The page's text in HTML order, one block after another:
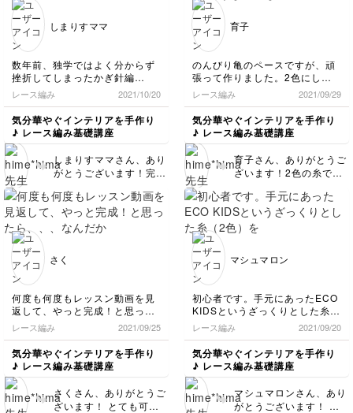
しまりすママ
数年前、独学ではよく分からず
挫折してしまったかぎ針編
み…。今回、先生の手元をよく
見て真似っこしたら無事に完成
させることが出来ました！
(≧∀≦) ありがとうございまし
た！
レース編み 2021/10/20
気分華やぐインテリアを手作り
♪ レース編み基礎講座
しまりすママさん、あり
がとうございます！完成
すごく綺麗に仕上がっ
て、もうベテランさんの
域だと思いましたよー！
写真の撮り方がとっても
育子
のんびり亀のペースですが、頑
張って作りました。2色にした
らどうなるかな？と思い作って
みました。可愛くできたので、
また、違う色や毛糸でも作って
みようかな？と思います。次回
のも楽しみです。すごく分かり
やすかったです。ありがとうご
ざいます😭
レース編み 2021/09/29
気分華やぐインテリアを手作り
♪ レース編み基礎講座
育子さん、ありがとうご
ざいます！2色の糸で作
ね！配色がとっても好み
で素敵です〜✨とても綺
麗に、たくさん、作って
の違う糸などでもぜひ編
これからもよろしくお願
いします！
さく
何度も何度もレッスン動画を見
返して、やっと完成！と思った
ら、、、なんだか一部陥没して
しまいました😔
またチャレンジします！
レース編み 2021/09/25
気分華やぐインテリアを手作り
♪ レース編み基礎講座
さくさん、ありがとうご
ざいます！ とても可愛
マシュマロン
初心者です。手元にあったECO
KIDSというざっくりとした糸
（2色）を使って編みました。
糸によって出来上がりの雰囲気
も随分変わりますね。まだまだ
編み目は安定しませんが、図の
見方や編み方は動画のおかげで
理解できました。
次回も楽しみにしています💕
レース編み 2021/09/20
気分華やぐインテリアを手作り
♪ レース編み基礎講座
マシュマロンさん、あり
がとうございます！ 初